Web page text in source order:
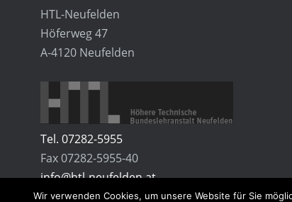
HTL-Neufelden
Höferweg 47
A-4120 Neufelden
Tel. 07282-5955
Fax 07282-5955-40
info@htl-neufelden.at
Wir verwenden Cookies, um unsere Website für Sie